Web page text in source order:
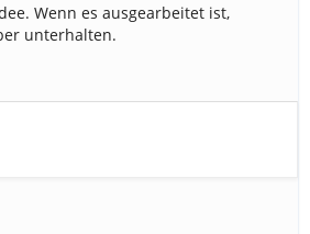
Wenn es ausgearbeitet ist,
unterhalten.